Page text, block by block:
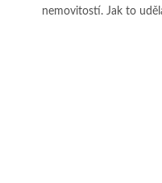
nemovitostí. Jak to